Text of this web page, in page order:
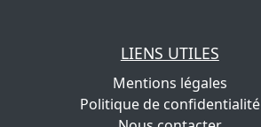
LIENS UTILES
Mentions légales
Politique de confidentialité